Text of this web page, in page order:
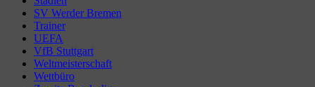
SV Werder Bremen
Trainer
UEFA
VfB Stuttgart
Weltmeisterschaft
Wettbüro